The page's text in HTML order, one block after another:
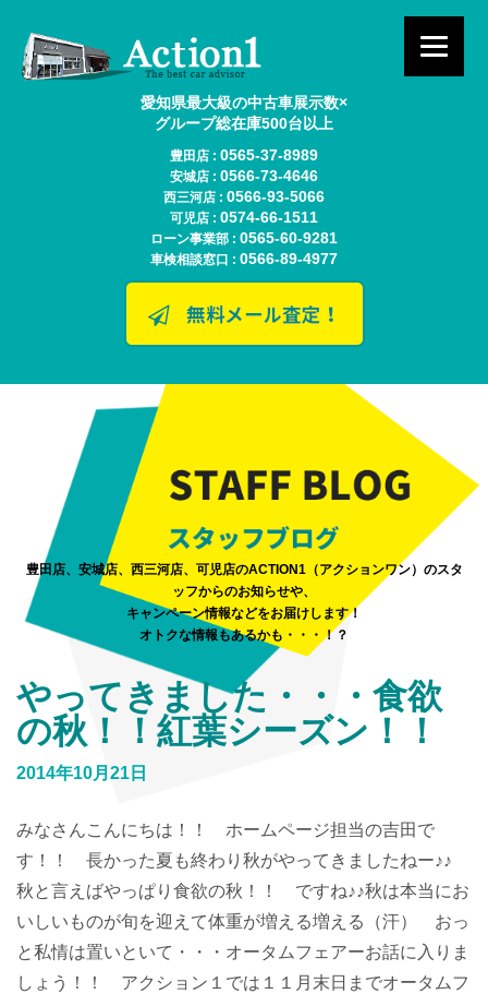
愛知県最大級の中古車展示数×
グループ総在庫500台以上
豊田店 : 0565-37-8989
安城店 : 0566-73-4646
西三河店 : 0566-93-5066
可児店 : 0574-66-1511
ローン事業部 : 0565-60-9281
車検相談窓口 : 0566-89-4977
豊田店、安城店、西三河店、可児店のACTION1（アクションワン）のスタ
ッフからのお知らせや、
キャンペーン情報などをお届けします！
オトクな情報もあるかも・・・！？
やってきました・・・食欲
の秋！！紅葉シーズン！！
2014年10月21日
みなさんこんにちは！！ ホームページ担当の吉田で
す！！ 長かった夏も終わり秋がやってきましたねー♪♪
秋と言えばやっぱり食欲の秋！！ ですね♪♪秋は本当にお
いしいものが旬を迎えて体重が増える増える（汗） おっ
と私情は置いといて・・・オータムフェアーお話に入りま
しょう！！ アクション１では１１月末日までオータムフ